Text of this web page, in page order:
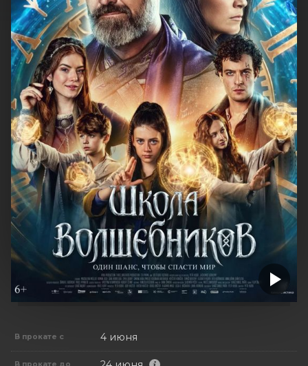
В прокате с 4 июня